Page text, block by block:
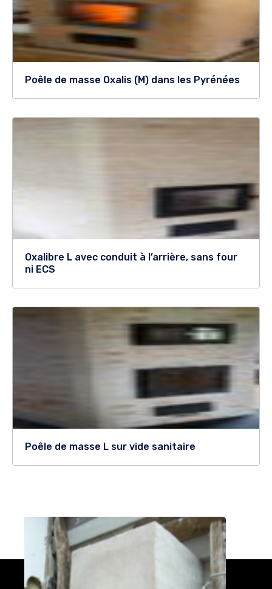
Poêle de masse Oxalis (M) dans les Pyrénées
Oxalibre L avec conduit à l’arrière, sans four
ni ECS
Poêle de masse L sur vide sanitaire